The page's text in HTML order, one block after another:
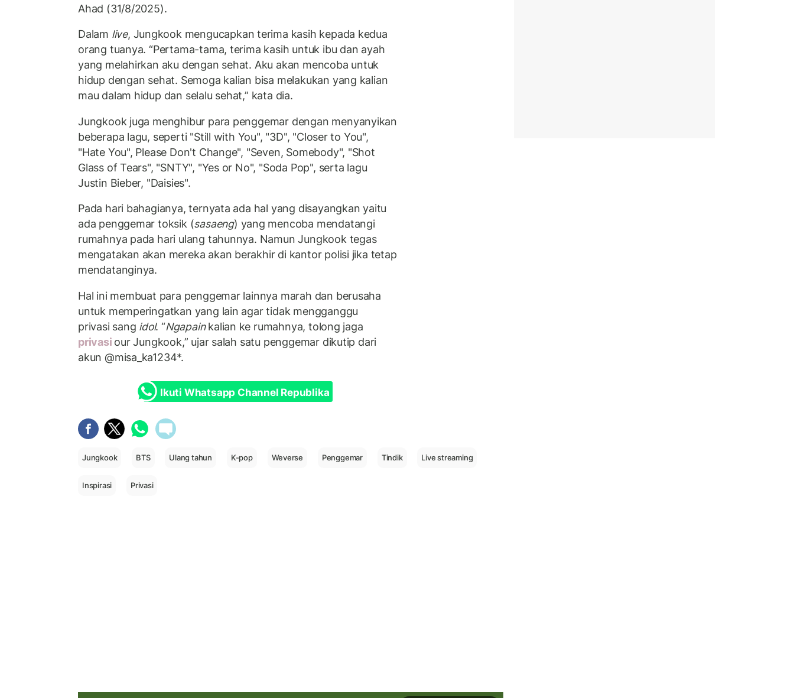
Ahad (31/8/2025).
Dalam live, Jungkook mengucapkan terima kasih kepada kedua
orang tuanya. “Pertama-tama, terima kasih untuk ibu dan ayah
yang melahirkan aku dengan sehat. Aku akan mencoba untuk
hidup dengan sehat. Semoga kalian bisa melakukan yang kalian
mau dalam hidup dan selalu sehat,” kata dia.
Jungkook juga menghibur para penggemar dengan menyanyikan
beberapa lagu, seperti "Still with You", "3D", "Closer to You",
"Hate You", Please Don't Change", "Seven, Somebody", "Shot
Glass of Tears", "SNTY", "Yes or No", "Soda Pop", serta lagu
Justin Bieber, "Daisies".
Pada hari bahagianya, ternyata ada hal yang disayangkan yaitu
ada penggemar toksik (sasaeng) yang mencoba mendatangi
rumahnya pada hari ulang tahunnya. Namun Jungkook tegas
mengatakan akan mereka akan berakhir di kantor polisi jika tetap
mendatanginya.
Hal ini membuat para penggemar lainnya marah dan berusaha
untuk memperingatkan yang lain agar tidak mengganggu
privasi sang idol. “Ngapainkalian ke rumahnya, tolong jaga
privasi our Jungkook,” ujar salah satu penggemar dikutip dari
akun @misa_ka1234*.
Ikuti Whatsapp Channel Republika
Jungkook BTS Ulang tahun K-pop Weverse Penggemar Tindik Live streaming
Inspirasi Privasi